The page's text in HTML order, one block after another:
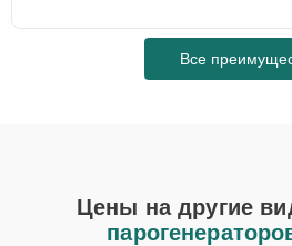
Все
Цены на другие